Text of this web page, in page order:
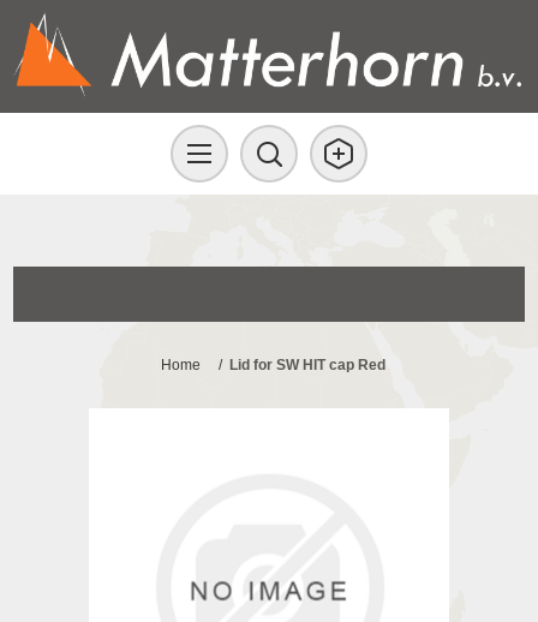
Home / Lid for SW HIT cap Red